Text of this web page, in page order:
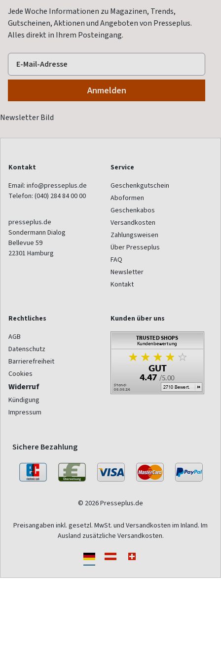
Jede Woche Informationen zu Magazinen, Trends,
Gutscheinen, Aktionen und Angeboten von Presseplus.
Alles direkt in Ihrem Posteingang.
Kontakt
Email: info@presseplus.de
Telefon: (040) 284 84 00 00
presseplus.de
Sondermann Dialog
Bellevue 59
22301 Hamburg
Service
Geschenkgutschein
Aboformen
Geschenkabos
Versandkosten
Zahlungsweisen
Über Presseplus
FAQ
Newsletter
Kontakt
Rechtliches
AGB
Datenschutz
Barrierefreiheit
Cookies
Widerruf
Kündigung
Impressum
Kunden über uns
Sichere Bezahlung
© 2026 Presseplus.de
Preisangaben inkl. gesetzl. MwSt. und Versandkosten im Inland. Im
Ausland zusätzliche Versandkosten.